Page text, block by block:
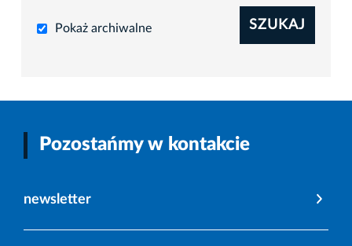
Pokaż archiwalne SZUKAJ
Pozostańmy w kontakcie
newsletter